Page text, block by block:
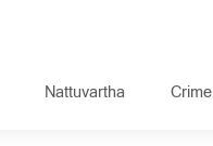
Nattuvartha Crime